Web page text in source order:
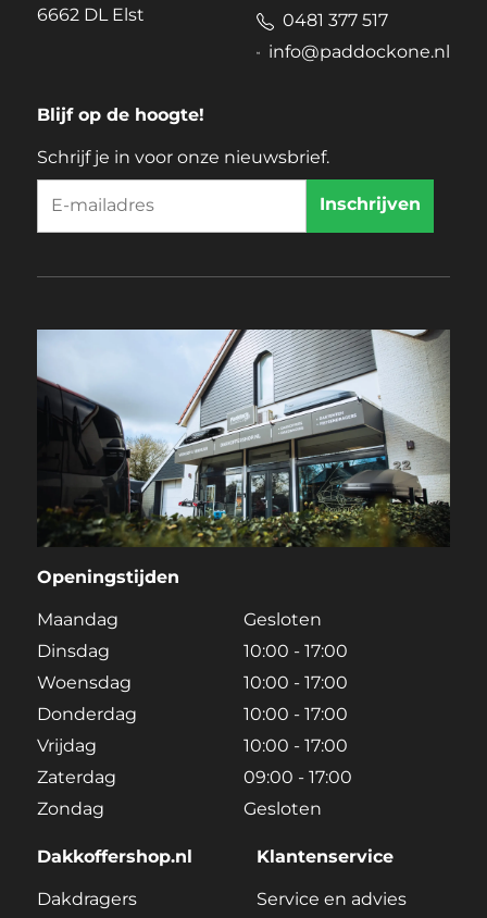
6662 DL Elst
0481 377 517
info@paddockone.nl
Blijf op de hoogte!
Schrijf je in voor onze nieuwsbrief.
Openingstijden
Maandag
Gesloten
Dinsdag
10:00 - 17:00
Woensdag
10:00 - 17:00
Donderdag
10:00 - 17:00
Vrijdag
10:00 - 17:00
Zaterdag
09:00 - 17:00
Zondag
Gesloten
Dakkoffershop.nl
Dakdragers
Klantenservice
Service en advies